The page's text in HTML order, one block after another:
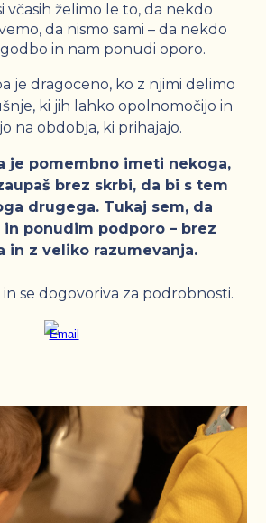
včasih želimo le to, da nekdo
da nismo sami – da nekdo
in nam ponudi oporo.
je dragoceno, ko z njimi delimo
ki jih lahko opolnomočijo in
na obdobja, ki prihajajo.
je pomembno imeti nekoga,
brez skrbi, da bi s tem
drugega. Tukaj sem, da
ponudim podporo – brez
in z veliko razumevanja.
se dogovoriva za podrobnosti.